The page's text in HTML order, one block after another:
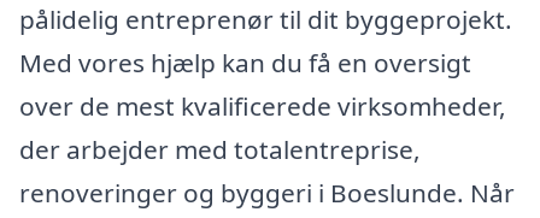
pålidelig entreprenør til dit byggeprojekt.
Med vores hjælp kan du få en oversigt
over de mest kvalificerede virksomheder,
der arbejder med totalentreprise,
renoveringer og byggeri i Boeslunde. Når